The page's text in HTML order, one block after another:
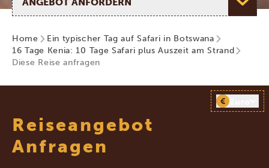
Home
Ein typischer Tag auf Safari in Botswana
16 Tage Kenia: 10 Tage Safari plus Auszeit am Strand
Diese Reise anfragen
Reiseangebot
Anfragen
€